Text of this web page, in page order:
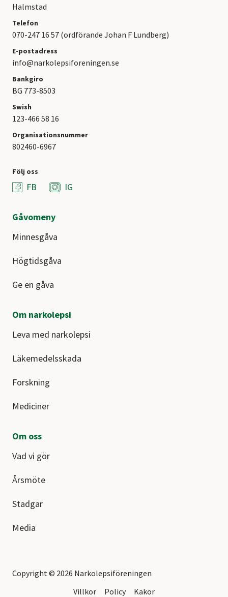
Halmstad
Telefon
070-247 16 57 (ordförande Johan F Lundberg)
E-postadress
info@narkolepsiforeningen.se
Bankgiro
BG 773-8503
Swish
123-466 58 16
Organisationsnummer
802460-6967
Följ oss
FB IG
Gåvomeny
Minnesgåva
Högtidsgåva
Ge en gåva
Om narkolepsi
Leva med narkolepsi
Läkemedelsskada
Forskning
Mediciner
Om oss
Vad vi gör
Årsmöte
Stadgar
Media
Copyright © 2026 Narkolepsiföreningen
Villkor
Policy Kakor